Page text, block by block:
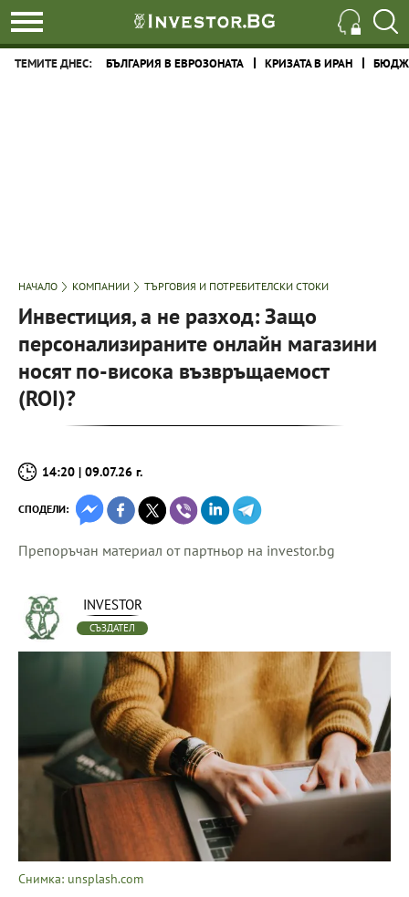
ТЕМИТЕ ДНЕС: БЪЛГАРИЯ В ЕВРОЗОНАТА КРИЗАТА В ИРАН
НАЧАЛО КОМПАНИИ ТЪРГОВИЯ И ПОТРЕБИТЕЛСКИ СТОКИ
Инвестиция, а не разход: Защо
персонализираните онлайн магазини
носят по-висока възвръщаемост
(ROI)?
14:20 | 09.07.26 г.
СПОДЕЛИ:
Препоръчан материал от партньор на investor.bg
INVESTOR
СЪЗДАТЕЛ
Снимка: unsplash.com